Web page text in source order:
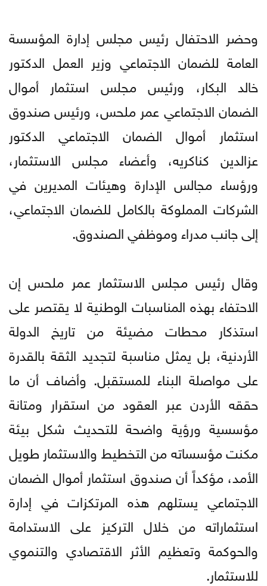
وحضر الاحتفال رئيس مجلس إدارة المؤسسة
العامة للضمان الاجتماعي وزير العمل الدكتور
خالد البكار، ورئيس مجلس استثمار أموال
الضمان الاجتماعي عمر ملحس، ورئيس صندوق
استثمار أموال الضمان الاجتماعي الدكتور
عزالدين كناكريه، وأعضاء مجلس الاستثمار،
ورؤساء مجالس الإدارة وهيئات المديرين في
الشركات المملوكة بالكامل للضمان الاجتماعي،
إلى جانب مدراء وموظفي الصندوق.
وقال رئيس مجلس الاستثمار عمر ملحس إن
الاحتفاء بهذه المناسبات الوطنية لا يقتصر على
استذكار محطات مضيئة من تاريخ الدولة
الأردنية، بل يمثل مناسبة لتجديد الثقة بالقدرة
على مواصلة البناء للمستقبل. وأضاف أن ما
حققه الأردن عبر العقود من استقرار ومتانة
مؤسسية ورؤية واضحة للتحديث شكل بيئة
مكنت مؤسساته من التخطيط والاستثمار طويل
الأمد، مؤكداً أن صندوق استثمار أموال الضمان
الاجتماعي يستلهم هذه المرتكزات في إدارة
استثماراته من خلال التركيز على الاستدامة
والحوكمة وتعظيم الأثر الاقتصادي والتنموي
للاستثمار.